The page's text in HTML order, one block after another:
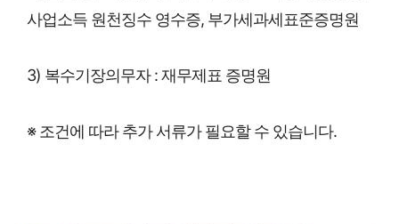
사업소득 원천징수 영수증, 부가세과세표준증명원
3) 복수기장의무자 : 재무제표 증명원
※ 조건에 따라 추가 서류가 필요할 수 있습니다.